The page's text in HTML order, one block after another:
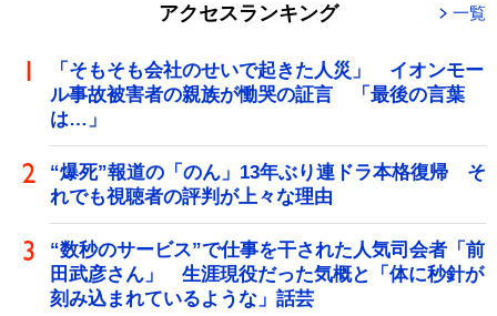
アクセスランキング 一覧
「そもそも会社のせいで起きた人災」 イオンモー
ル事故被害者の親族が慟哭の証言 「最後の言葉
は…」
“爆死”報道の「のん」13年ぶり連ドラ本格復帰 そ
れでも視聴者の評判が上々な理由
“数秒のサービス”で仕事を干された人気司会者「前
田武彦さん」 生涯現役だった気概と「体に秒針が
刻み込まれているような」話芸